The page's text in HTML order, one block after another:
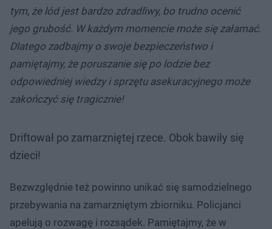
tym, że lód jest bardzo zdradliwy, bo trudno ocenić
jego grubość. W każdym momencie może się załamać.
Dlatego zadbajmy o swoje bezpieczeństwo i
pamiętajmy, że poruszanie się po lodzie bez
odpowiedniej wiedzy i sprzętu asekuracyjnego może
zakończyć się tragicznie!
Driftował po zamarzniętej rzece. Obok bawiły się
dzieci!
Bezwzględnie też powinno unikać się samodzielnego
przebywania na zamarzniętym zbiorniku. Policjanci
apelują o rozwagę i rozsądek. Pamiętajmy, że w